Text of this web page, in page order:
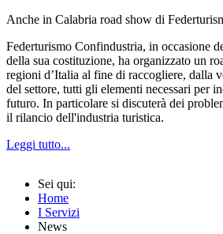
Anche in Calabria road show di
Federturismo Confindustria, in occasione
della sua costituzione, ha organizzato un
regioni d’Italia al fine di raccogliere, dalla
del settore, tutti gli elementi necessari per
futuro. In particolare si discuterà dei
il rilancio dell'industria turistica.
Leggi tutto...
Sei qui:
Home
I Servizi
News